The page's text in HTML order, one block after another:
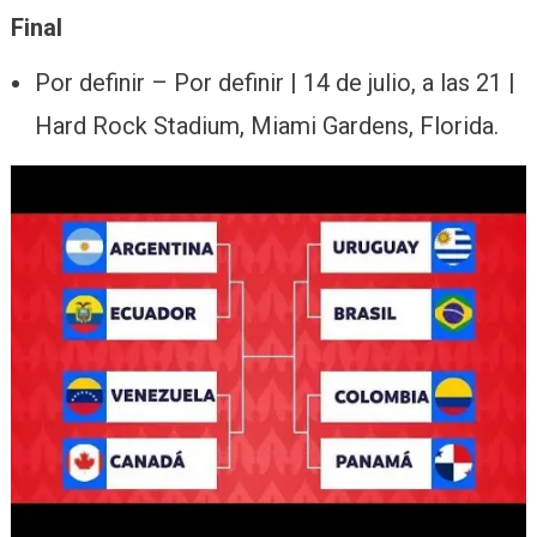
Final
Por definir – Por definir | 14 de julio, a las 21 |
Hard Rock Stadium, Miami Gardens, Florida.